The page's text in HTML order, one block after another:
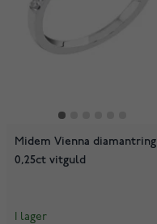
Midem Vienna diamantring
0,25ct vitguld
I lager